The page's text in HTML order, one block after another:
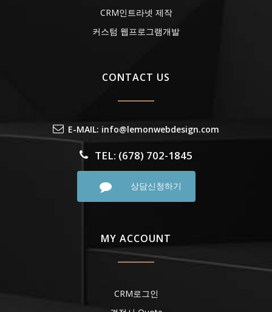
CRM인트라넷 제작
커스텀 웹프로그램개발
CONTACT US
E-MAIL: info@lemonwebdesign.com
TEL: (678) 702-1845
상담신청하기
MY ACCOUNT
CRM로그인